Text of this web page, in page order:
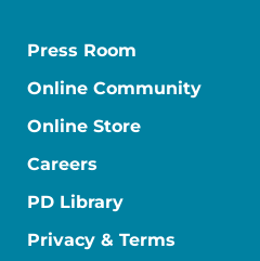
Press Room
Online Community
Online Store
Careers
PD Library
Privacy & Terms